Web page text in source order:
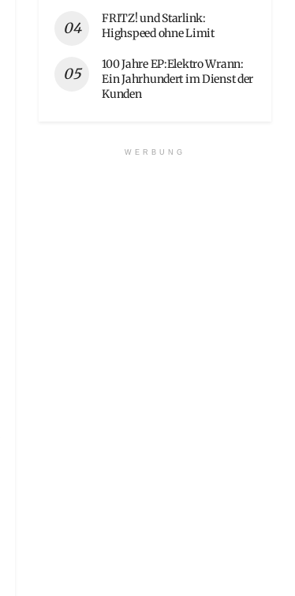
FRITZ! und Starlink:
Highspeed ohne Limit
100 Jahre EP:Elektro Wrann:
Ein Jahrhundert im Dienst der
Kunden
WERBUNG